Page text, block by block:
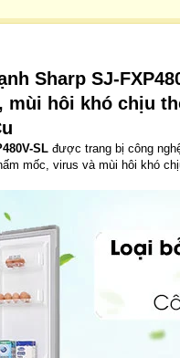
Sharp SJ-
mùi hôi khó chịu
SL được trang bị công
mốc, virus và mùi hôi khó